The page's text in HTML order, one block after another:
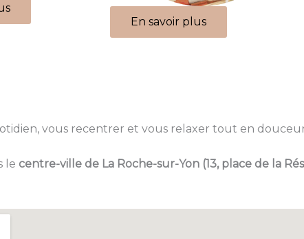
En savoir plus
vous recentrer et vous relaxer tout en
le centre-ville de La Roche-sur-Yon (13, place de la